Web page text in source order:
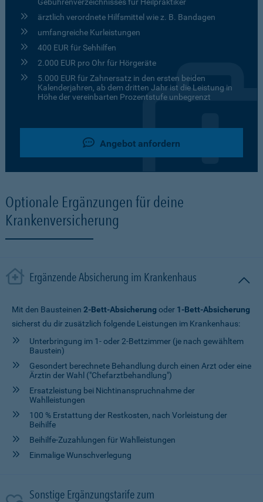
ärztlich verordnete Hilfsmittel wie z. B. Bandagen
umfangreiche Kurleistungen
400 EUR für Sehhilfen
2.000 EUR pro Ohr für Hörgeräte
5.000 EUR für Zahnersatz in den ersten beiden
Kalenderjahren, ab dem dritten Jahr ist die Leistung in
Höhe der vereinbarten Prozentstufe unbegrenzt
Angebot anfordern
Optionale Ergänzungen für deine
Krankenversicherung
Ergänzende Absicherung im Krankenhaus
Mit den Bausteinen 2-Bett-Absicherung oder 1-Bett-Absicherung
sicherst du dir zusätzlich folgende Leistungen im Krankenhaus:
Unterbringung im 1- oder 2-Bettzimmer (je nach gewähltem
Baustein)
Gesondert berechnete Behandlung durch einen Arzt oder eine
Ärztin der Wahl ("Chefarztbehandlung")
Ersatzleistung bei Nichtinanspruchnahme der
Wahlleistungen
100 % Erstattung der Restkosten, nach Vorleistung der
Beihilfe
Beihilfe-Zuzahlungen für Wahlleistungen
Einmalige Wunschverlegung
Sonstige Ergänzungstarife zum